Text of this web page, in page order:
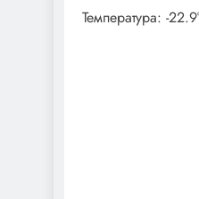
Температура: -